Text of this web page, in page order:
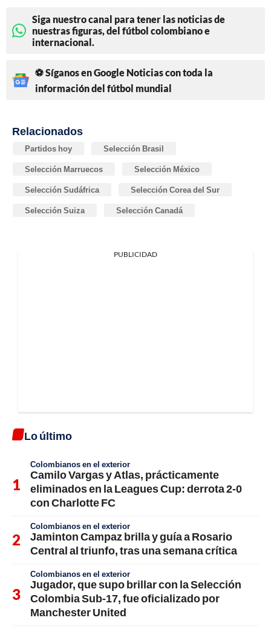
Siga nuestro canal para tener las noticias de
nuestras figuras, del fútbol colombiano e
internacional.
⚽ Síganos en Google Noticias con toda la
información del fútbol mundial
Relacionados
Partidos hoy Selección Brasil
Selección Marruecos Selección México
Selección Sudáfrica Selección Corea del Sur
Selección Suiza Selección Canadá
PUBLICIDAD
Lo último
Colombianos en el exterior
Camilo Vargas y Atlas, prácticamente
eliminados en la Leagues Cup: derrota 2-0
con Charlotte FC
Colombianos en el exterior
Jaminton Campaz brilla y guía a Rosario
Central al triunfo, tras una semana crítica
Colombianos en el exterior
Jugador, que supo brillar con la Selección
Colombia Sub-17, fue oficializado por
Manchester United